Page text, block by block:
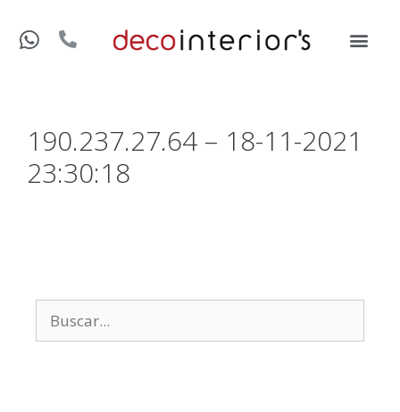
190.237.27.64 – 18-11-2021
23:30:18